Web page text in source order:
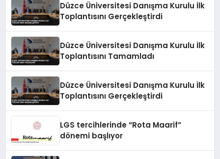
Düzce Üniversitesi Danışma Kurulu İlk
Toplantısını Gerçekleştirdi
Düzce Üniversitesi Danışma Kurulu İlk
Toplantısını Tamamladı
Düzce Üniversitesi Danışma Kurulu İlk
Toplantısını Gerçekleştirdi
LGS tercihlerinde “Rota Maarif”
dönemi başlıyor